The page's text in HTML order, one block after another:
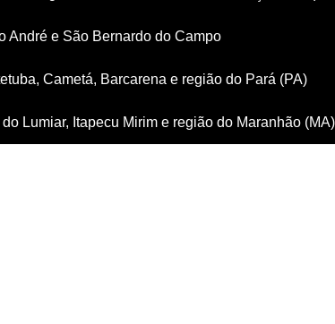
André e São Bernardo do Campo
Cametá, Barcarena e região do Pará (PA)
Lumiar, Itapecu Mirim e região do Maranhão (MA)